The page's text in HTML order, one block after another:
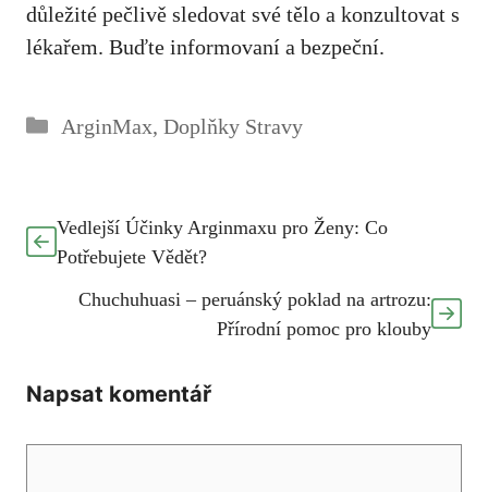
důležité pečlivě sledovat své tělo a konzultovat s
lékařem. Buďte informovaní a bezpeční.
Rubriky
ArginMax, Doplňky Stravy
Vedlejší Účinky Arginmaxu pro Ženy: Co
Potřebujete Vědět?
Chuchuhuasi – peruánský poklad na artrozu:
Přírodní pomoc pro klouby
Napsat komentář